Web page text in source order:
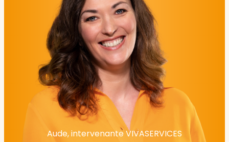
Aude, intervenante VIVASERVICES